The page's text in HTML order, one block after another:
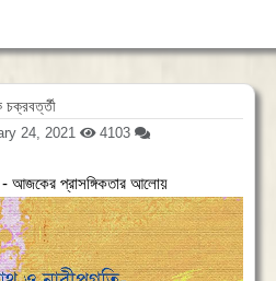
24, 2021 4103
- আজকের প্রাসঙ্গিকতার আলোয়